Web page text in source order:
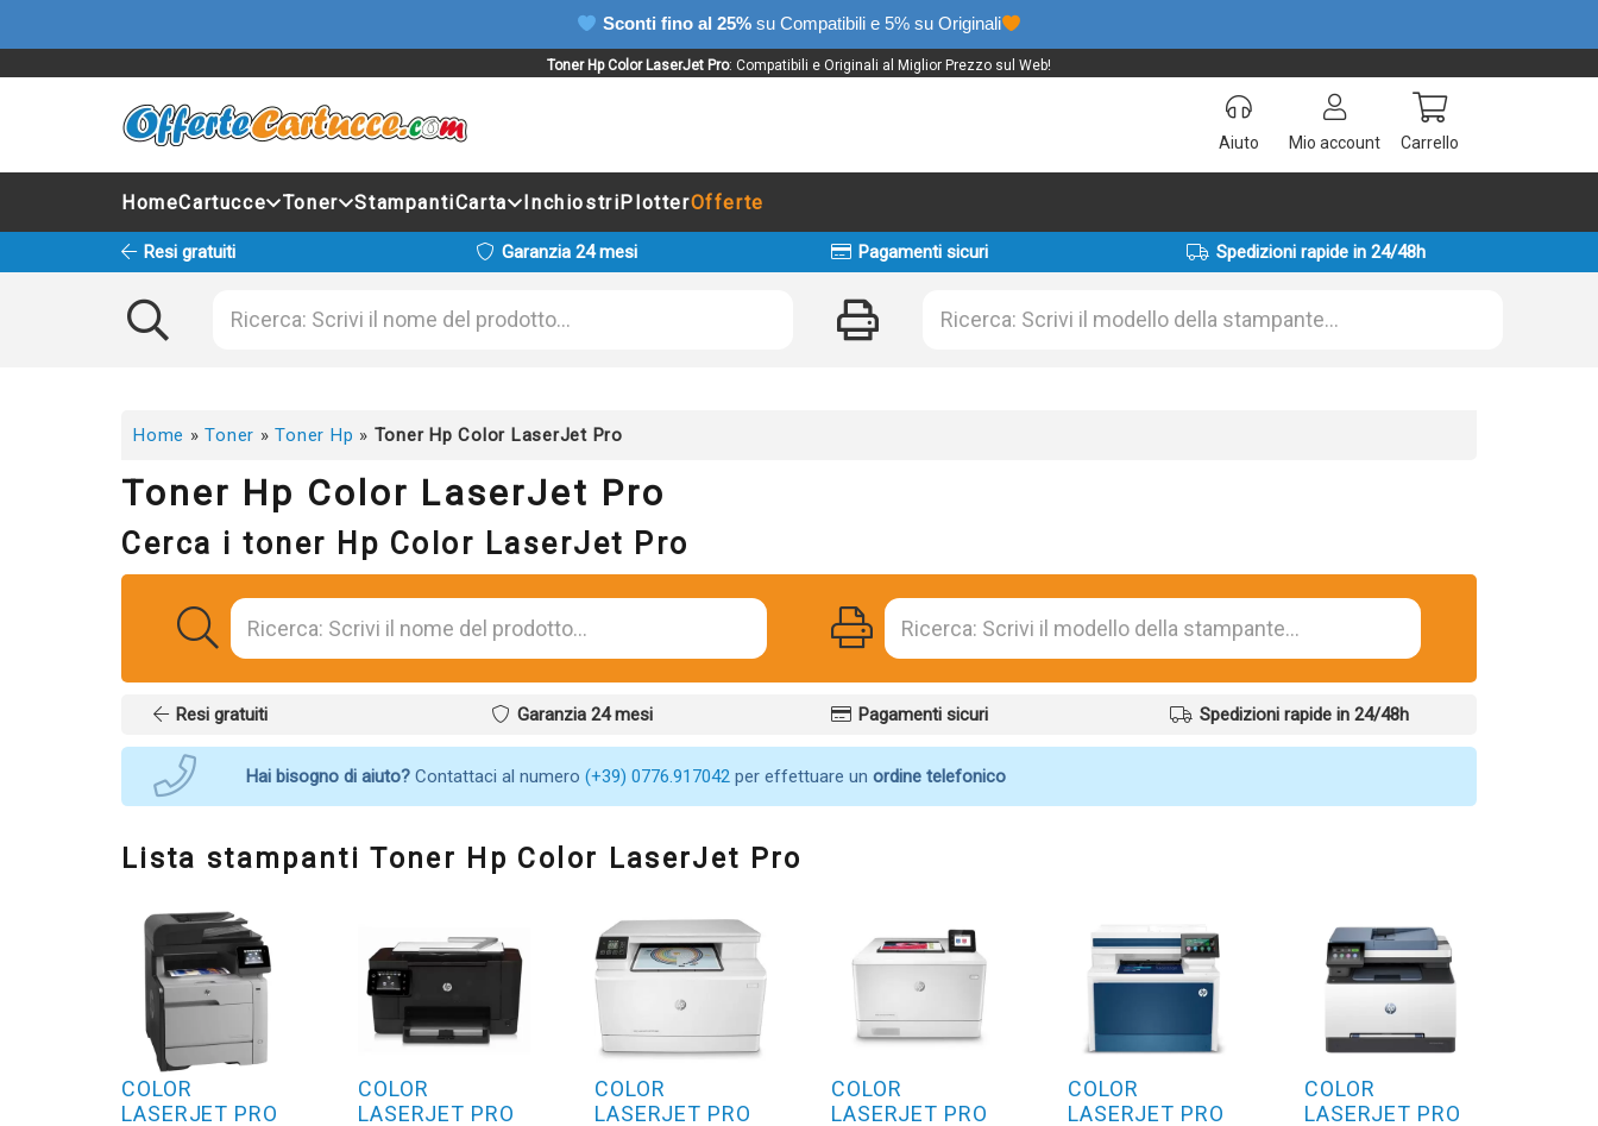
Sconti fino al 25% su Compatibili e 5% su Originali
Toner Hp Color LaserJet Pro: Compatibili e Originali al Miglior Prezzo sul Web!
Aiuto Mio account Carrello
HomeCartucce Toner StampantiCarta InchiostriPlotterOfferte
Resi gratuiti Garanzia 24 mesi Pagamenti sicuri Spedizioni rapide in 24/48h
Home »Toner »Toner Hp » Toner Hp Color LaserJet Pro
Toner Hp Color LaserJet Pro
Cerca i toner Hp Color LaserJet Pro
Resi gratuiti Garanzia 24 mesi Pagamenti sicuri Spedizioni rapide in 24/48h
Hai bisogno di aiuto? Contattaci al numero (+39) 0776.917042 per effettuare un ordine telefonico
Lista stampanti Toner Hp Color LaserJet Pro
COLOR
LASERJET PRO
COLOR
LASERJET PRO
COLOR
LASERJET PRO
COLOR
LASERJET PRO
COLOR
LASERJET PRO
COLOR
LASERJET PRO